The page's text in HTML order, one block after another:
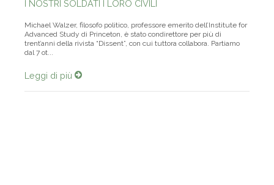
I NOSTRI SOLDATI I LORO CIVILI
Michael Walzer, filosofo politico, professore emerito dell’Institute for
Advanced Study di Princeton, è stato condirettore per più di
trent’anni della rivista “Dissent”, con cui tuttora collabora. Partiamo
dal 7 ot...
Leggi di più